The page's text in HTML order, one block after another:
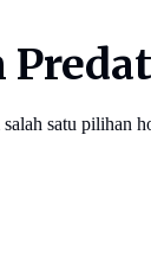
satu pilihan